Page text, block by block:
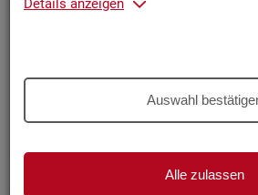
Details anzeigen
Auswahl
Alle zulassen
Arbeitszeit und
den wichtigsten Branchen